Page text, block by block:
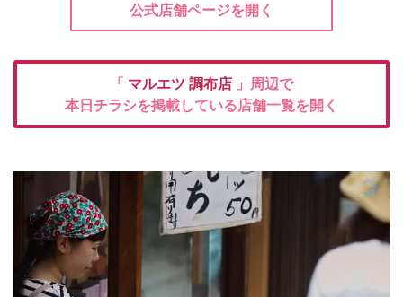
公式店舗ページを開く
「 マルエツ 調布店 」周辺で
本日チラシを掲載している店舗一覧を開く